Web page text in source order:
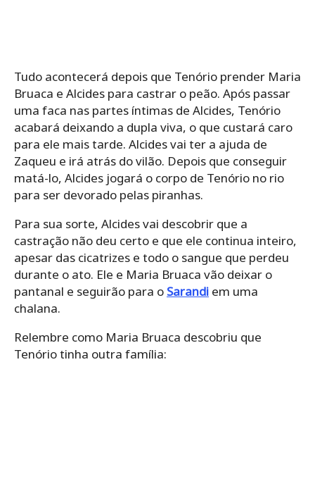
Tudo acontecerá depois que Tenório prender Maria
Bruaca e Alcides para castrar o peão. Após passar
uma faca nas partes íntimas de Alcides, Tenório
acabará deixando a dupla viva, o que custará caro
para ele mais tarde. Alcides vai ter a ajuda de
Zaqueu e irá atrás do vilão. Depois que conseguir
matá-lo, Alcides jogará o corpo de Tenório no rio
para ser devorado pelas piranhas.
Para sua sorte, Alcides vai descobrir que a
castração não deu certo e que ele continua inteiro,
apesar das cicatrizes e todo o sangue que perdeu
durante o ato. Ele e Maria Bruaca vão deixar o
pantanal e seguirão para o Sarandi em uma
chalana.
Relembre como Maria Bruaca descobriu que
Tenório tinha outra família: